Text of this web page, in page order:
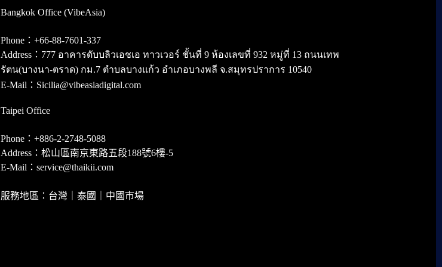
Bangkok Office (VibeAsia)
Phone：+66-88-7601-337
Address：777 อาคารดับบลิวเอชเอ ทาวเวอร์ ชั้นที่ 9 ห้องเลขที่ 932 หมู่ที่ 13 ถนนเทพ
รัตน(บางนา-ตราด) กม.7 ตำบลบางแก้ว อำเภอบางพลี จ.สมุทรปราการ 10540
E-Mail：Sicilia@vibeasiadigital.com
Taipei Office
Phone：+886-2-2748-5088
Address：松山區南京東路五段188號6樓-5
E-Mail：service@thaikii.com
服務地區：台灣｜泰國｜中國市場